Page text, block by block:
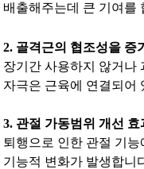
배출해주는데 큰 기여를
2. 골격근의 협조성을 증
장기간 사용하지 않거나
자극은 근육에 연결되어
3. 관절 가동범위 개선
퇴행으로 인한 관절 기
기능적 변화가 발생합니